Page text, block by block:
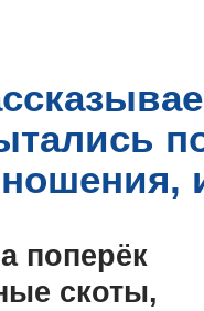
поперёк
скоты,